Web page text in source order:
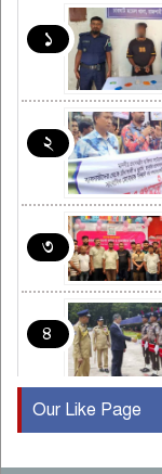
১
২
৩
৪
৫
Our Like Page